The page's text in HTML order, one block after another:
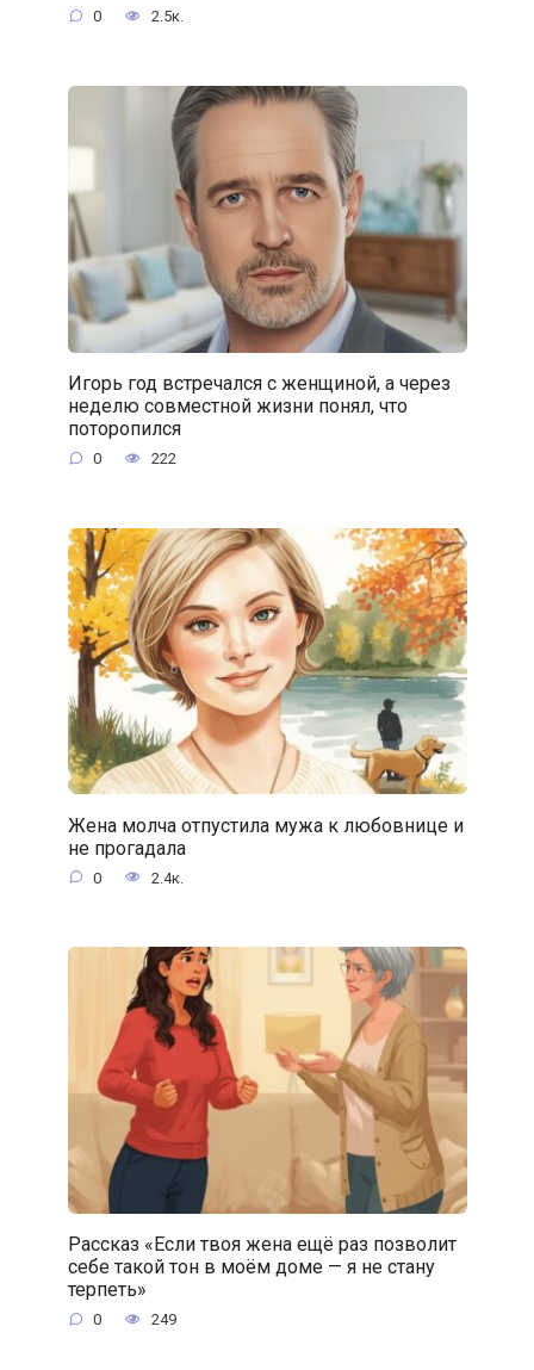
0 2.5к.
Игорь год встречался с женщиной, а через
неделю совместной жизни понял, что
поторопился
0 222
Жена молча отпустила мужа к любовнице и
не прогадала
0 2.4к.
Рассказ «Если твоя жена ещё раз позволит
себе такой тон в моём доме — я не стану
терпеть»
0 249